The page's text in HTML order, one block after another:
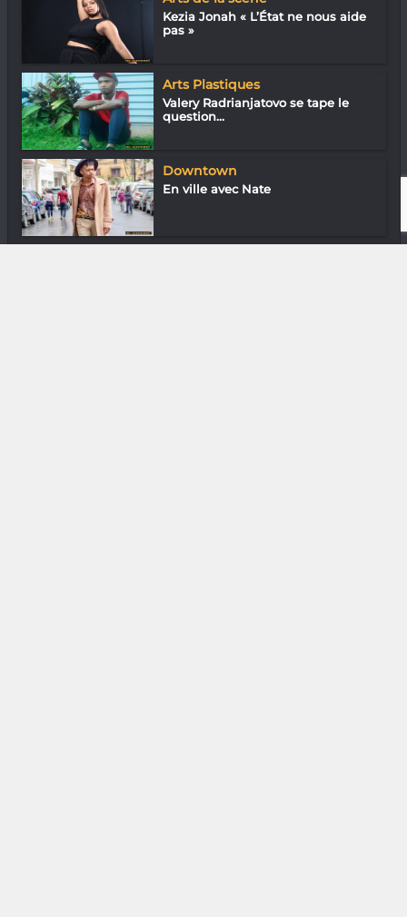
Kezia Jonah « L’État ne nous aide
pas »
Arts Plastiques
Valery Radrianjatovo se tape le
question...
Downtown
En ville avec Nate